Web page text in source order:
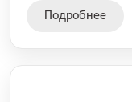
Подробнее